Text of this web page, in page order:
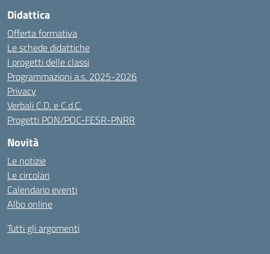
Didattica
Offerta formativa
Le schede didattiche
I progetti delle classi
Programmazioni a.s. 2025-2026
Privacy
Verbali C.D. e C.d.C.
Progetti PON/POC-FESR-PNRR
Novità
Le notizie
Le circolari
Calendario eventi
Albo online
Tutti gli argomenti